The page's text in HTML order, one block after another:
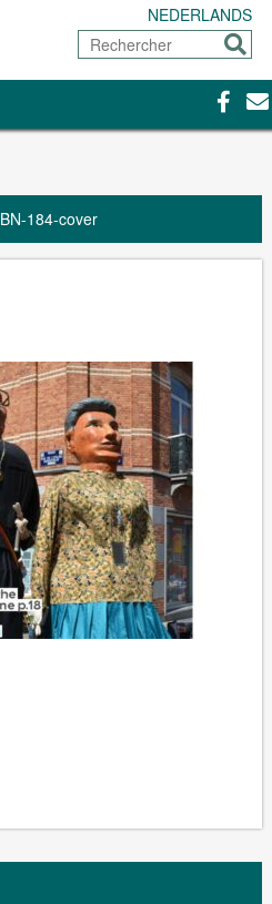
NEDERLANDS
Rechercher
BN-184-cover